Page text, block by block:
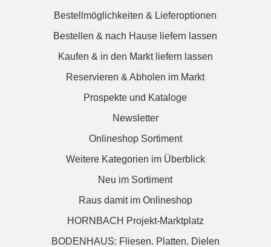
Bestellmöglichkeiten & Lieferoptionen
Bestellen & nach Hause liefern lassen
Kaufen & in den Markt liefern lassen
Reservieren & Abholen im Markt
Prospekte und Kataloge
Newsletter
Onlineshop Sortiment
Weitere Kategorien im Überblick
Neu im Sortiment
Raus damit im Onlineshop
HORNBACH Projekt-Marktplatz
BODENHAUS: Fliesen. Platten. Dielen